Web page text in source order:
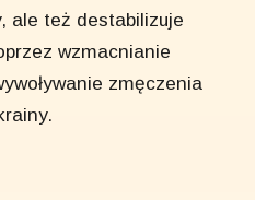
ale też destabilizuje
wzmacnianie
zmęczenia